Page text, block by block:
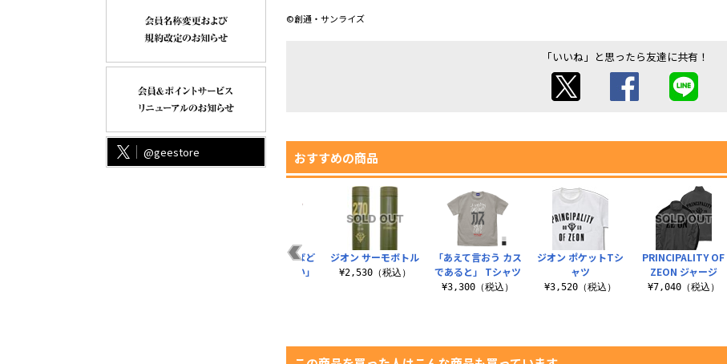
@geestore
©創通・サンライズ
「いいね」と思ったら友達に共有！
おすすめの商品
ジオン ポケットTシ
ャツ
¥3,520（税込）
PRINCIPALITY OF
ZEON ジャージ
¥7,040（税込）
「当たらなければど
うという事はない」
ジオン サーモボトル
¥2,530（税込）
「あえて言おう カス
であると」 Tシャツ
¥3,300（税込）